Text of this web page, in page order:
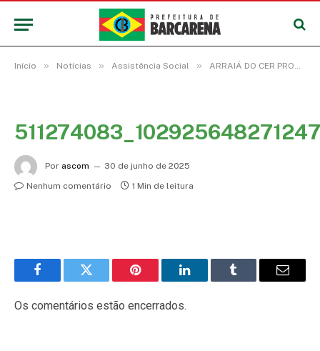
Início » Notícias » Assistência Social » ARRAIÁ DO CER PROMOVE INCLUSÃO E FORTALECE LAÇOS ENTRE PACIENTES, FAMILIARES E EQUIPE
Por ascom
30 de junho de 2025
Nenhum comentário
1 Min de leitura
FacebookTwitter Pinterest LinkedInTumblr
E-
Os comentários estão encerrados.